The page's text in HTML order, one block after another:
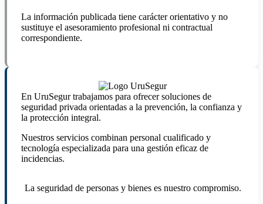
La información publicada tiene carácter orientativo y no
sustituye el asesoramiento profesional ni contractual
correspondiente.
En UruSegur trabajamos para ofrecer soluciones de
seguridad privada orientadas a la prevención, la confianza y
la protección integral.
Nuestros servicios combinan personal cualificado y
tecnología especializada para una gestión eficaz de
incidencias.
La seguridad de personas y bienes es nuestro compromiso.